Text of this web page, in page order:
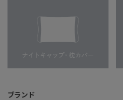
ブランド